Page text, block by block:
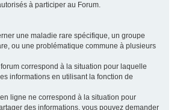
à participer au Forum.
une maladie rare spécifique, un groupe
ou une problématique commune à plusieurs
correspond à la situation pour laquelle
informations en utilisant la fonction de
ligne ne correspond à la situation pour
des informations, vous pouvez demander